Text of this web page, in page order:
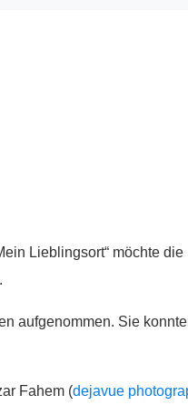
Lieblingsort“ möchte die
aufgenommen. Sie
Fahem (dejavue